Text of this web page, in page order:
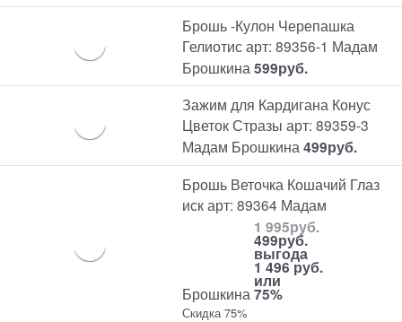
Брошь -Кулон Черепашка
Гелиотис арт: 89356-1 Мадам
Брошкина 599руб.
Зажим для Кардигана Конус
Цветок Стразы арт: 89359-3
Мадам Брошкина 499руб.
Брошь Веточка Кошачий Глаз
иск арт: 89364 Мадам
Брошкина
1 995руб.
499руб.
выгода
1 496 руб.
или
75%
Скидка 75%